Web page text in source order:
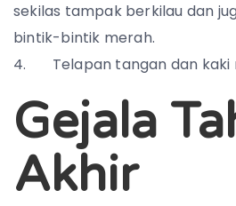
sekilas tampak berkilau dan
bintik-bintik merah.
Telapan tangan dan kaki
Gejala
Akhir